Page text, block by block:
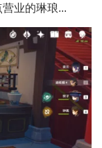
业的琳琅...